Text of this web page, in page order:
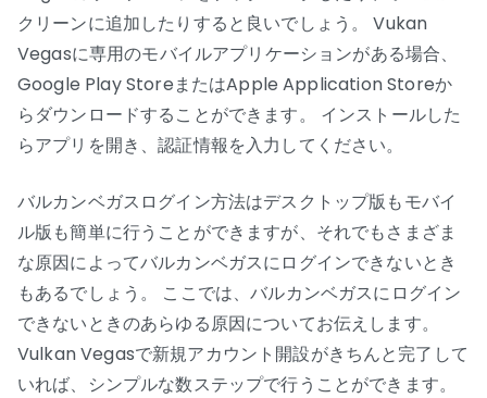
クリーンに追加したりすると良いでしょう。 Vukan
Vegasに専用のモバイルアプリケーションがある場合、
Google Play StoreまたはApple Application Storeか
らダウンロードすることができます。 インストールした
らアプリを開き、認証情報を入力してください。
バルカンベガスログイン方法はデスクトップ版もモバイ
ル版も簡単に行うことができますが、それでもさまざま
な原因によってバルカンベガスにログインできないとき
もあるでしょう。 ここでは、バルカンベガスにログイン
できないときのあらゆる原因についてお伝えします。
Vulkan Vegasで新規アカウント開設がきちんと完了して
いれば、シンプルな数ステップで行うことができます。